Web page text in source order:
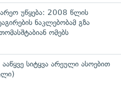
უწყება: 2008 წლის
ნაკლებობამ გზა
ომებს
სიტყვა არეული ასოებით